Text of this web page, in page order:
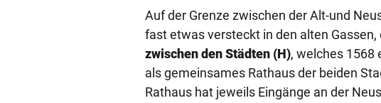
Auf der Grenze zwischen der Alt-und
fast etwas versteckt in den alten Gassen,
zwischen den Städten (H), welches 1568
als gemeinsames Rathaus der beiden
Rathaus hat jeweils Eingänge an der